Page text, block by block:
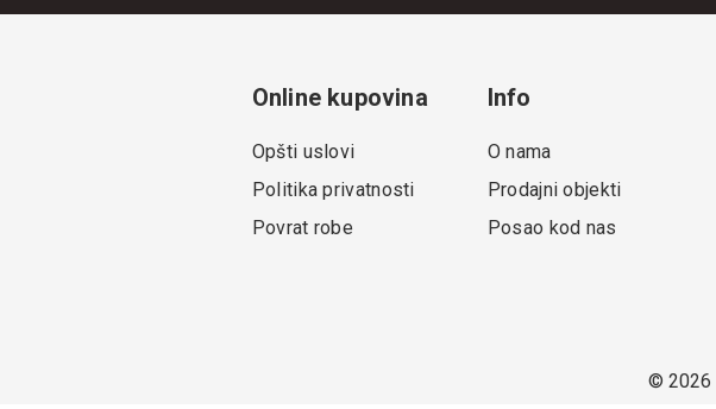
Online kupovina
Opšti uslovi
Politika privatnosti
Povrat robe
Info
O nama
Prodajni objekti
Posao kod nas
©